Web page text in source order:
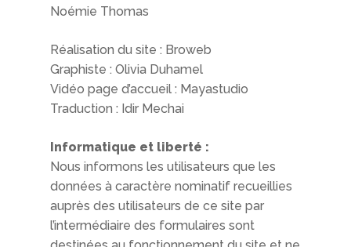
Noémie Thomas
Réalisation du site : Broweb
Graphiste : Olivia Duhamel
Vidéo page d’accueil : Mayastudio
Traduction : Idir Mechai
Informatique et liberté :
Nous informons les utilisateurs que les
données à caractère nominatif recueillies
auprès des utilisateurs de ce site par
l’intermédiaire des formulaires sont